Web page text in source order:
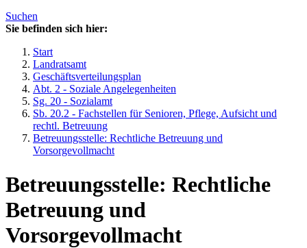
Suchen
Sie befinden sich hier:
Start
Landratsamt
Geschäftsverteilungsplan
Abt. 2 - Soziale Angelegenheiten
Sg. 20 - Sozialamt
Sb. 20.2 - Fachstellen für Senioren, Pflege, Aufsicht und
rechtl. Betreuung
Betreuungsstelle: Rechtliche Betreuung und
Vorsorgevollmacht
Betreuungsstelle: Rechtliche
Betreuung und
Vorsorgevollmacht